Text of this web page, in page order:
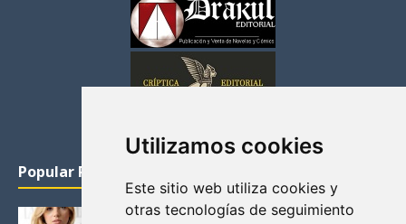
Utilizamos cookies
Este sitio web utiliza cookies y
otras tecnologías de seguimiento
Popular Posts
KATHERYN WINNICK: LA ACTRIZ MAS GUAPA DE